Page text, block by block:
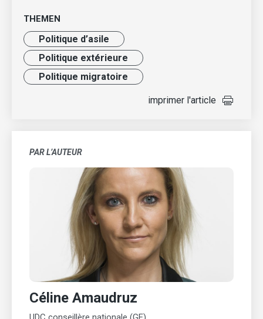
THEMEN
Politique d’asile
Politique extérieure
Politique migratoire
imprimer l'article
PAR L’AUTEUR
Céline Amaudruz